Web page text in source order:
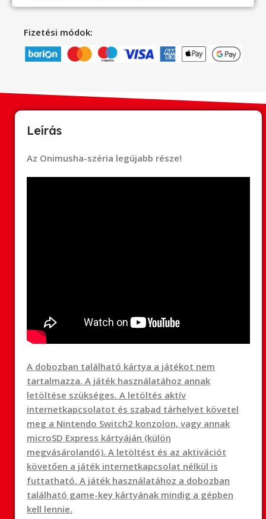
Fizetési módok:
Leírás
Az Onimusha-széria legújabb része!
A dobozban található kártya a játékot nem
tartalmazza. A játék használatához annak
letöltése szükséges. A letöltés aktív
internetkapcsolatot és szabad tárhelyet követel
meg a Nintendo Switch2 konzolon, vagy annak
microSD Express kártyáján (külön
megvásárolandó). A letöltést és az aktivációt
követően a játék internetkapcsolat nélkül is
futtatható. A játék használatához a dobozban
található game-key kártyának mindig a gépben
kell lennie.